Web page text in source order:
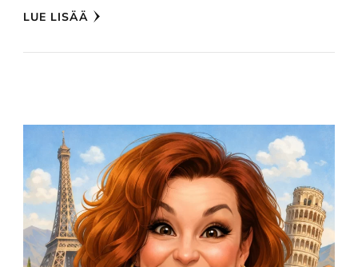
LUE LISÄÄ